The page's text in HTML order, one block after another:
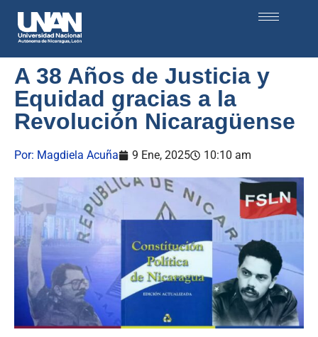
A 38 Años de Justicia y
Equidad gracias a la
Revolución Nicaragüense
Por: Magdiela Acuña 9 Ene, 2025 10:10 am